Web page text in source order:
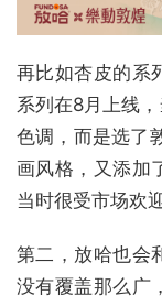
再比如杏皮的系
系列在8月上线
色调，而是选了
画风格，又添加
当时很受市场欢迎
第二，放哈也会
没有覆盖那么广